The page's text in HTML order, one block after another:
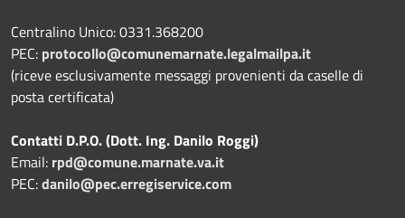
Centralino Unico: 0331.368200
PEC: protocollo@comunemarnate.legalmailpa.it
(riceve esclusivamente messaggi provenienti da caselle di
posta certificata)
Contatti D.P.O. (Dott. Ing. Danilo Roggi)
Email: rpd@comune.marnate.va.it
PEC:danilo@pec.erregiservice.com